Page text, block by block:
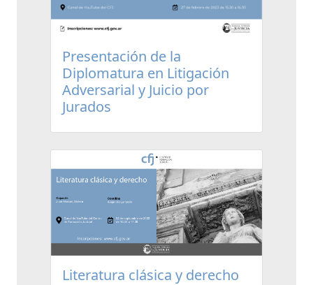
Presentación de la
Diplomatura en Litigación
Adversarial y Juicio por
Jurados
Literatura clásica y derecho